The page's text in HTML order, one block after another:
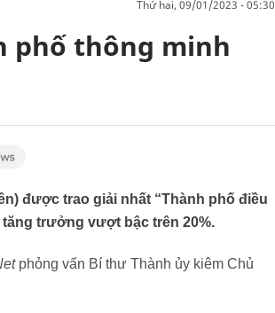
thứ hai, 09/01/2023 - 05:30
phố thông minh
được trao giải nhất “Thành phố điều
tăng trưởng vượt bậc trên 20%.
phỏng vấn Bí thư Thành ủy kiêm Chủ